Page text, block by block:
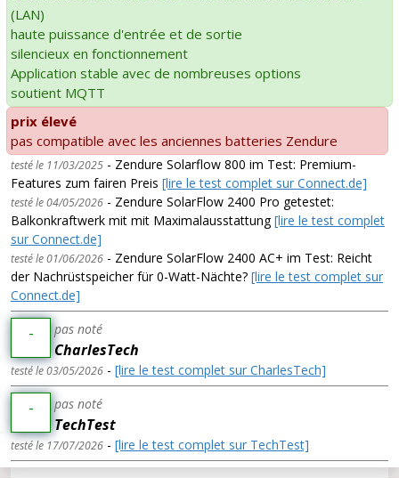
(LAN)
haute puissance d'entrée et de sortie
silencieux en fonctionnement
Application stable avec de nombreuses options
soutient MQTT
prix élevé
pas compatible avec les anciennes batteries Zendure
testé le 11/03/2025 - Zendure Solarflow 800 im Test: Premium-
Features zum fairen Preis [lire le test complet sur Connect.de]
testé le 04/05/2026 - Zendure SolarFlow 2400 Pro getestet:
Balkonkraftwerk mit mit Maximalausstattung[lire le test complet
sur Connect.de]
testé le 01/06/2026 - Zendure SolarFlow 2400 AC+ im Test: Reicht
der Nachrüstspeicher für 0-Watt-Nächte? [lire le test complet sur
Connect.de]
- pas noté
CharlesTech
testé le 03/05/2026 - [lire le test complet sur CharlesTech]
- pas noté
TechTest
testé le 17/07/2026 - [lire le test complet sur TechTest]